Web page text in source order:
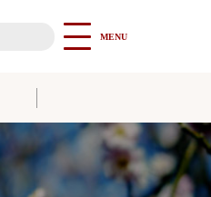
MENU